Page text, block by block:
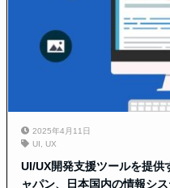
2025年4月11日
UI, UX
UI/UX開発支援ツールを提供
ャパン、日本国内の情報シ